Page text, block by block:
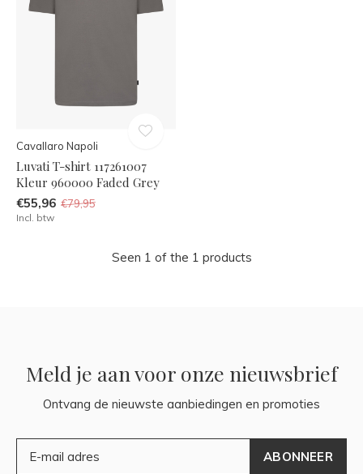
Cavallaro Napoli
Luvati T-shirt 117261007
Kleur 960000 Faded Grey
€55,96 €79,95
Incl. btw
Seen 1 of the 1 products
Meld je aan voor onze nieuwsbrief
Ontvang de nieuwste aanbiedingen en promoties
ABONNEER